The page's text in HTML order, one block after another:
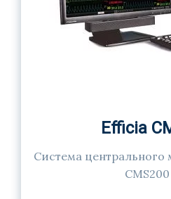
Efficia
Система
CMS200